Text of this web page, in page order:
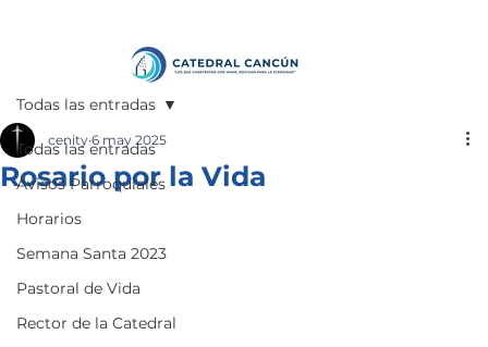
Todas las entradas
Avisos Parroquiales
Horarios
Semana Santa 2023
Pastoral de Vida
Rector de la Catedral
Todas las entradas
Rosario por la Vida
cenity 6 may 2025